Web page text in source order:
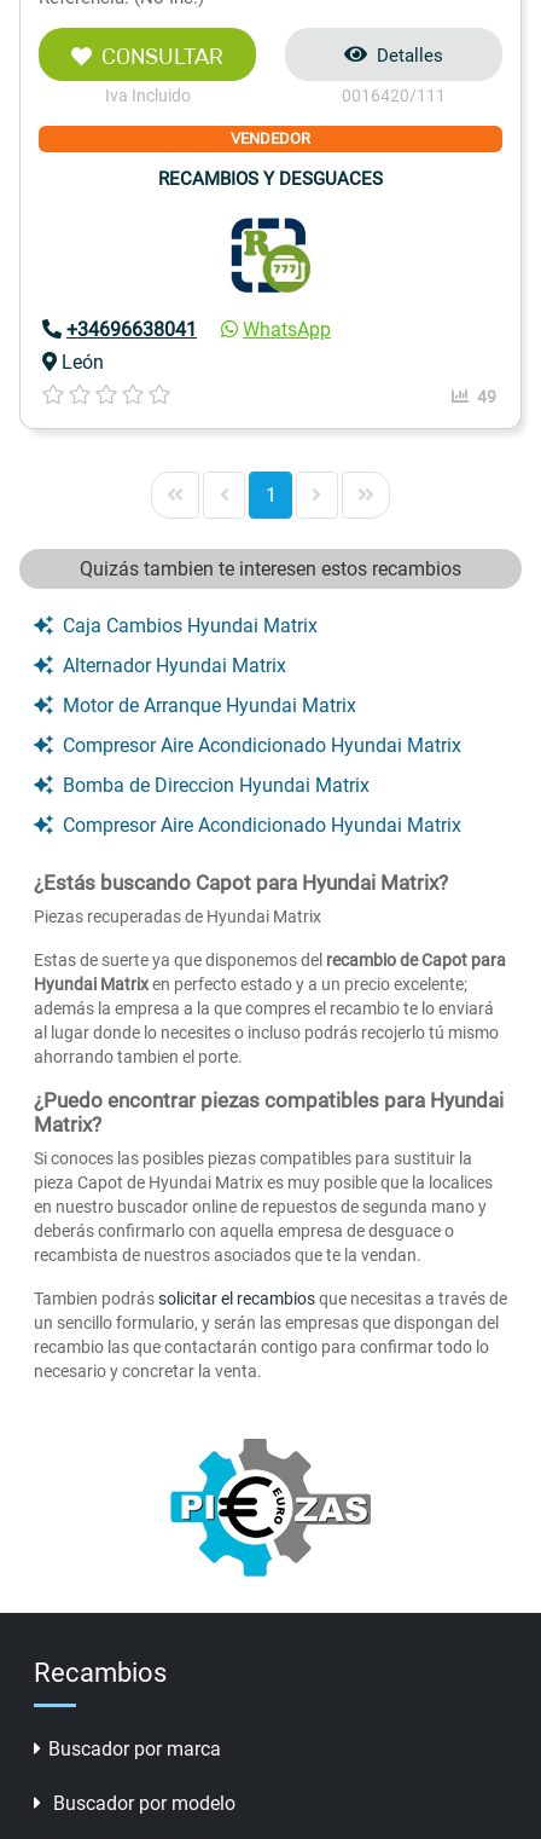
CONSULTAR
Iva Incluido
Detalles
0016420/111
VENDEDOR
RECAMBIOS Y DESGUACES
+34696638041
WhatsApp
León
49
1
Quizás tambien te interesen estos recambios
Caja Cambios Hyundai Matrix
Alternador Hyundai Matrix
Motor de Arranque Hyundai Matrix
Compresor Aire Acondicionado Hyundai Matrix
Bomba de Direccion Hyundai Matrix
Compresor Aire Acondicionado Hyundai Matrix
¿Estás buscando Capot para Hyundai Matrix?
Piezas recuperadas de Hyundai Matrix
Estas de suerte ya que disponemos del recambio de Capot para
Hyundai Matrixen perfecto estado y a un precio excelente;
además la empresa a la que compres el recambio te lo enviará
al lugar donde lo necesites o incluso podrás recojerlo tú mismo
ahorrando tambien el porte.
¿Puedo encontrar piezas compatibles para Hyundai
Matrix?
Si conoces las posibles piezas compatibles para sustituir la
pieza Capot de Hyundai Matrix es muy posible que la localices
en nuestro buscador online de repuestos de segunda mano y
deberás confirmarlo con aquella empresa de desguace o
recambista de nuestros asociados que te la vendan.
Tambien podrássolicitar el recambiosque necesitas a través de
un sencillo formulario, y serán las empresas que dispongan del
recambio las que contactarán contigo para confirmar todo lo
necesario y concretar la venta.
Recambios
Buscador por marca
Buscador por modelo